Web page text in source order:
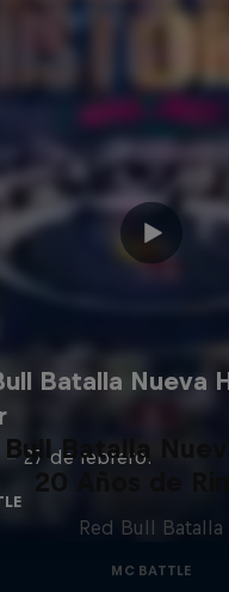
Batalla
20 Años de
Red Bull Batalla
MC BATTLE